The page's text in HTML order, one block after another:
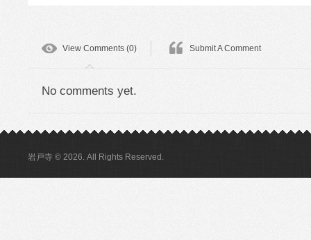
View Comments (0) Submit A Comment
No comments yet.
岩戸寺 © 2026. All Rights Reserved.